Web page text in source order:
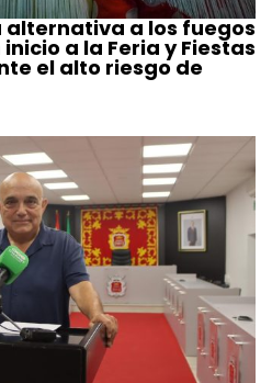
alternativa a los fuegos
a la Feria y Fiestas
el alto riesgo de